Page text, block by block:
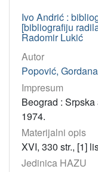
Ivo Andrić :
[bibliografiju
Radomir Lukić
Autor
Popović,
Impresum
Beograd :
1974.
Materijalni opis
XVI, 330 str., [1]
Jedinica HAZU